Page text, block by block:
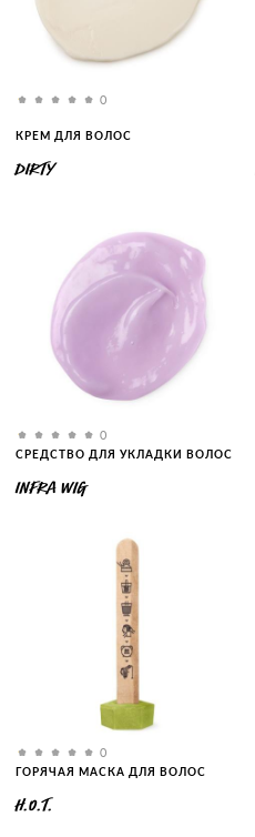
0
КРЕМ ДЛЯ ВОЛОС
DIRTY
0
СРЕДСТВО ДЛЯ УКЛАДКИ ВОЛОС
INFRA WIG
0
ГОРЯЧАЯ МАСКА ДЛЯ ВОЛОС
H.O.T.